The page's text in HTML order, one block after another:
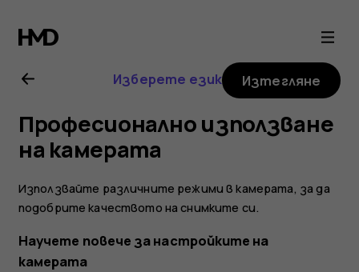
Ръководство
на
потребителя
за
Nokia
6.2
Изберете език Изтегляне
Професионално използване
на камерата
Използвайте различните режими в камерата, за да
подобрите качеството на снимките си.
Научете повече за настройките на
камерата